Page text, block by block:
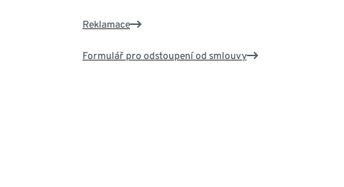
Reklamace
Formulář pro odstoupení od smlouvy